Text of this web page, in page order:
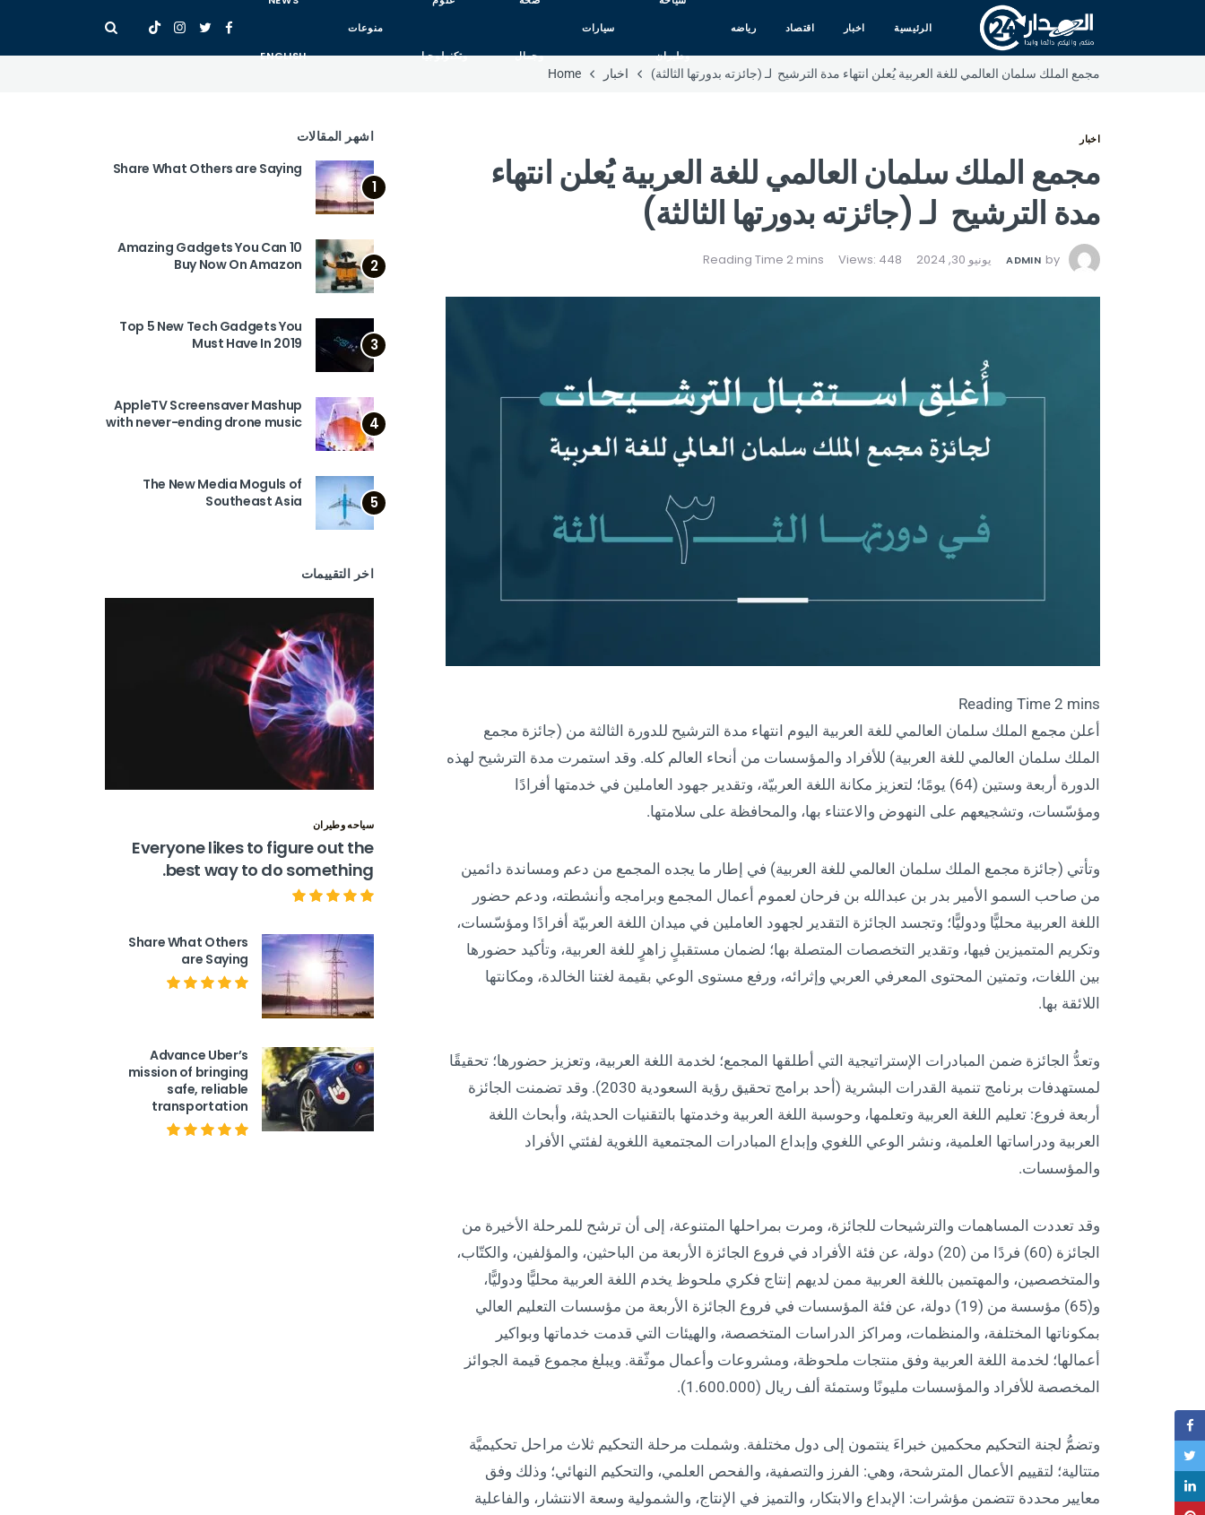
الرئيسية اخبار اقتصاد رياضه
وطيران
سيارات
وجمال وتكنولوجيا
منوعات
ENGLISH
مجمع الملك سلمان العالمي للغة العربية يُعلن انتهاء مدة الترشيح لـ (جائزته بدورتها الثالثة)
اخبار Home
اخبار
مجمع الملك سلمان العالمي للغة العربية يُعلن انتهاء
مدة الترشيح لـ (جائزته بدورتها الثالثة)
by
ADMIN يونيو 30, 2024 Views: 448
أعلن مجمع الملك سلمان العالمي للغة العربية اليوم انتهاء مدة الترشيح للدورة الثالثة من (جائزة مجمع
الملك سلمان العالمي للغة العربية) للأفراد والمؤسسات من أنحاء العالم كله. وقد استمرت مدة الترشيح لهذه
الدورة أربعة وستين (64) يومًا؛ لتعزيز مكانة اللغة العربيّة، وتقدير جهود العاملين في خدمتها أفرادًا
ومؤسّسات، وتشجيعهم على النهوض والاعتناء بها، والمحافظة على سلامتها.
وتأتي (جائزة مجمع الملك سلمان العالمي للغة العربية) في إطار ما يجده المجمع من دعم ومساندة دائمين
من صاحب السمو الأمير بدر بن عبدالله بن فرحان لعموم أعمال المجمع وبرامجه وأنشطته، ودعم حضور
اللغة العربية محليًّا ودوليًّا؛ وتجسد الجائزة التقدير لجهود العاملين في ميدان اللغة العربيّة أفرادًا ومؤسّسات،
وتكريم المتميزين فيها، وتقدير التخصصات المتصلة بها؛ لضمان مستقبلٍ زاهرٍ للغة العربية، وتأكيد حضورها
بين اللغات، وتمتين المحتوى المعرفي العربي وإثرائه، ورفع مستوى الوعي بقيمة لغتنا الخالدة، ومكانتها
اللائقة بها.
وتعدُّ الجائزة ضمن المبادرات الإستراتيجية التي أطلقها المجمع؛ لخدمة اللغة العربية، وتعزيز حضورها؛ تحقيقًا
لمستهدفات برنامج تنمية القدرات البشرية (أحد برامج تحقيق رؤية السعودية 2030). وقد تضمنت الجائزة
أربعة فروع: تعليم اللغة العربية وتعلمها، وحوسبة اللغة العربية وخدمتها بالتقنيات الحديثة، وأبحاث اللغة
العربية ودراساتها العلمية، ونشر الوعي اللغوي وإبداع المبادرات المجتمعية اللغوية لفئتي الأفراد
والمؤسسات.
وقد تعددت المساهمات والترشيحات للجائزة، ومرت بمراحلها المتنوعة، إلى أن ترشح للمرحلة الأخيرة من
الجائزة (60) فردًا من (20) دولة، عن فئة الأفراد في فروع الجائزة الأربعة من الباحثين، والمؤلفين، والكتّاب،
والمتخصصين، والمهتمين باللغة العربية ممن لديهم إنتاج فكري ملحوظ يخدم اللغة العربية محليًّا ودوليًّا،
و(65) مؤسسة من (19) دولة، عن فئة المؤسسات في فروع الجائزة الأربعة من مؤسسات التعليم العالي
بمكوناتها المختلفة، والمنظمات، ومراكز الدراسات المتخصصة، والهيئات التي قدمت خدماتها وبواكير
أعمالها؛ لخدمة اللغة العربية وفق منتجات ملحوظة، ومشروعات وأعمال موثّقة. ويبلغ مجموع قيمة الجوائز
المخصصة للأفراد والمؤسسات مليونًا وستمئة ألف ريال (1.600.000).
وتضمُّ لجنة التحكيم محكمين خبراءَ ينتمون إلى دول مختلفة. وشملت مرحلة التحكيم ثلاث مراحل تحكيميَّة
متتالية؛ لتقييم الأعمال المترشحة، وهي: الفرز والتصفية، والفحص العلمي، والتحكيم النهائي؛ وذلك وفق
معايير محددة تتضمن مؤشرات: الإبداع والابتكار، والتميز في الإنتاج، والشمولية وسعة الانتشار، والفاعلية
اشهر المقالات
1
Share What Others are Saying
2
10 Amazing Gadgets You Can
Buy Now On Amazon
3
Top 5 New Tech Gadgets You
Must Have In 2019
4
AppleTV Screensaver Mashup
with never-ending drone music
5
The New Media Moguls of
Southeast Asia
اخر التقييمات
سياحه وطيران
Everyone likes to figure out the
best way to do something.
Share What Others
are Saying
Advance Uber’s
mission of bringing
safe, reliable
transportation